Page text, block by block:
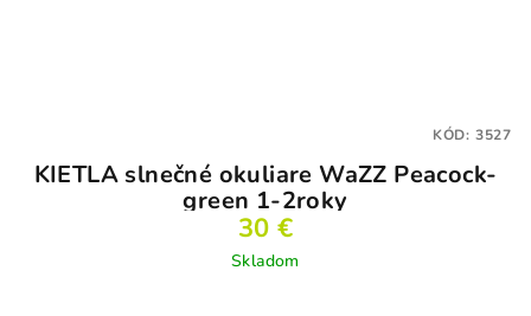
KIETLA slnečné okuliare WaZZ Peacock-
green 1-2roky
30 €
Skladom
KÓD: 3527